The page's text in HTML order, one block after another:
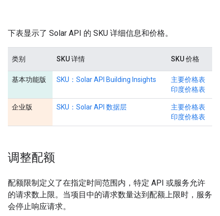
下表显示了 Solar API 的 SKU 详细信息和价格。
类别 SKU 详情 SKU 价格
基本功能版 SKU：Solar API Building Insights
主要价格表
印度价格表
企业版 SKU：Solar API 数据层
主要价格表
印度价格表
调整配额
配额限制定义了在指定时间范围内，特定 API 或服务允许
的请求数上限。当项目中的请求数量达到配额上限时，服务
会停止响应请求。